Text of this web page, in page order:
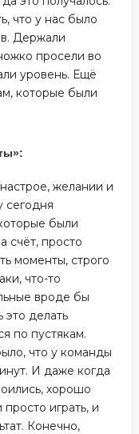
что у нас было
Держали
просели во
уровень. Ещё
которые были
желании и
сегодня
были
счёт, просто
моменты, строго
что-то
вроде бы
это делать
по пустякам.
что у команды
И даже когда
хорошо
играть, и
Конечно,